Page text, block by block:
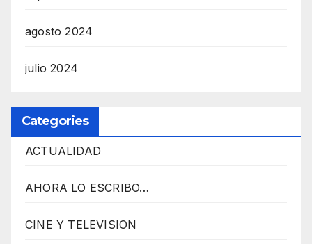
agosto 2024
julio 2024
Categories
ACTUALIDAD
AHORA LO ESCRIBO…
CINE Y TELEVISION